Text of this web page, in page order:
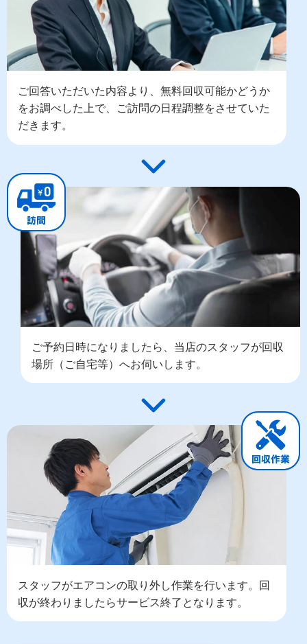
ご回答いただいた内容より、無料回収可能かどうか
をお調べした上で、ご訪問の日程調整をさせていた
だきます。
ご予約日時になりましたら、当店のスタッフが回収
場所（ご自宅等）へお伺いします。
スタッフがエアコンの取り外し作業を行います。回
収が終わりましたらサービス終了となります。